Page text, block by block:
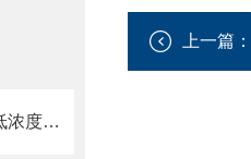
流式细胞仪能够精确测量到极低浓度的标记物
上一篇：